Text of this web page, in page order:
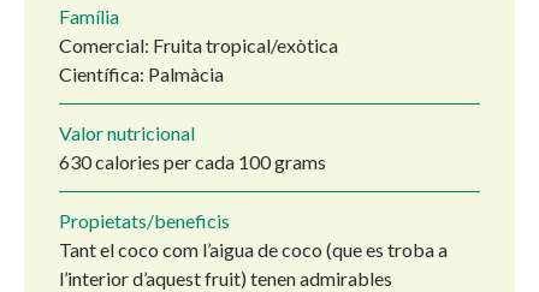
Família
Comercial: Fruita tropical/exòtica
Científica: Palmàcia
Valor nutricional
630 calories per cada 100 grams
Propietats/beneficis
Tant el coco com l’aigua de coco (que es troba a
l’interior d’aquest fruit) tenen admirables